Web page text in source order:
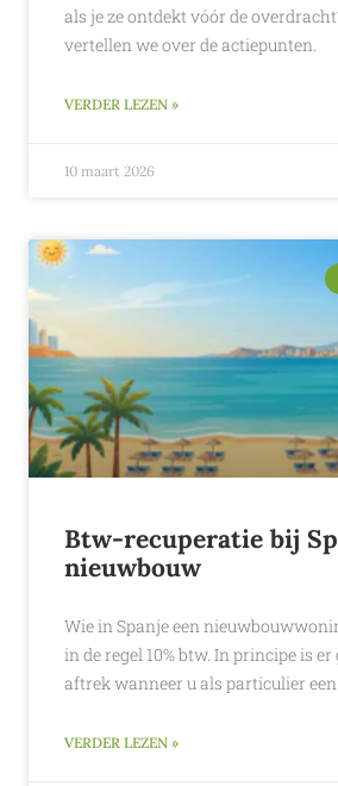
als je ze ontdekt vóór de
vertellen we over de actiepunten.
VERDER LEZEN »
10 maart 2026
Btw-recuperatie bij
nieuwbouw
Wie in Spanje een
in de regel 10% btw. In principe is
aftrek wanneer u als particulier een
VERDER LEZEN »